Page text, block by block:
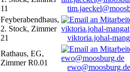
11
Feyberabendhaus,
2. Stock, Zimmer
21
viktoria.johal-
Rathaus, EG,
Zimmer R0.01
ewo@moosburg.de